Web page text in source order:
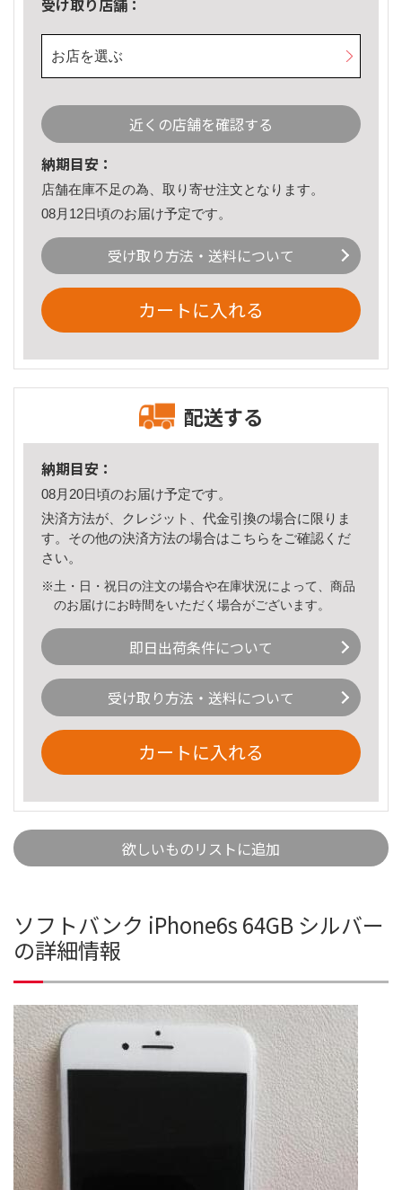
受け取り店舗：
お店を選ぶ
近くの店舗を確認する
納期目安：
店舗在庫不足の為、取り寄せ注文となります。
08月12日頃のお届け予定です。
受け取り方法・送料について
カートに入れる
配送する
納期目安：
08月20日頃のお届け予定です。
決済方法が、クレジット、代金引換の場合に限りま
す。その他の決済方法の場合はこちら をご確認くだ
さい。
※土・日・祝日の注文の場合や在庫状況によって、商品
のお届けにお時間をいただく場合がございます。
即日出荷条件について
受け取り方法・送料について
カートに入れる
欲しいものリストに追加
ソフトバンク iPhone6s 64GB シルバー
の詳細情報